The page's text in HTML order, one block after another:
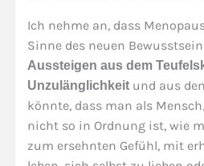
Ich nehme an, dass
Sinne des neuen
Aussteigen aus dem
Unzulänglichkeitund aus
könnte, dass man als
nicht so in Ordnung ist, wie
zum ersehnten Gefühl, mit